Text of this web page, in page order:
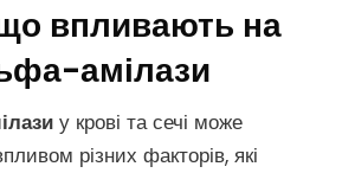
впливають на
амілази
у крові та сечі може
різних факторів, які